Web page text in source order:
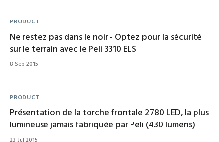
PRODUCT
Ne restez pas dans le noir - Optez pour la sécurité
sur le terrain avec le Peli 3310 ELS
8 Sep 2015
PRODUCT
Présentation de la torche frontale 2780 LED, la plus
lumineuse jamais fabriquée par Peli (430 lumens)
23 Jul 2015